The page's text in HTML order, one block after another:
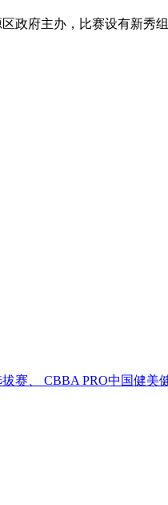
区政府主办，比赛设有新
赛、 CBBA PRO中国健美